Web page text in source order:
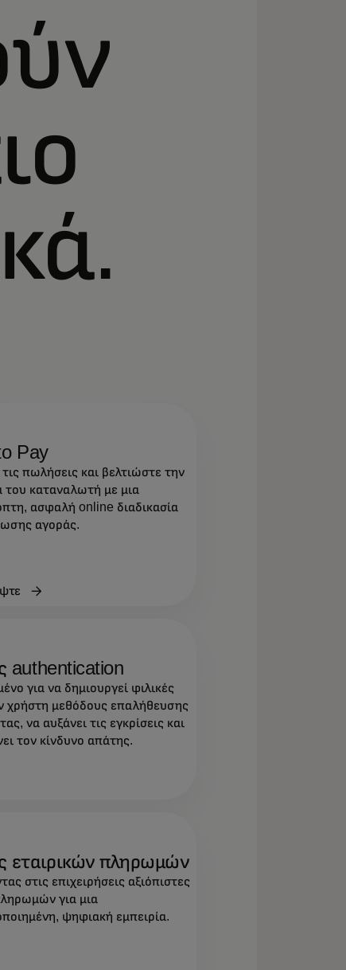
Pay
πωλήσεις και βελτιώστε την
του καταναλωτή με μια
ασφαλή online διαδικασία
αγοράς.
authentication
για να δημιουργεί φιλικές
χρήστη μεθόδους επαλήθευσης
να αυξάνει τις εγκρίσεις και
τον κίνδυνο απάτης.
εταιρικών πληρωμών
στις επιχειρήσεις αξιόπιστες
για μια
ψηφιακή εμπειρία.